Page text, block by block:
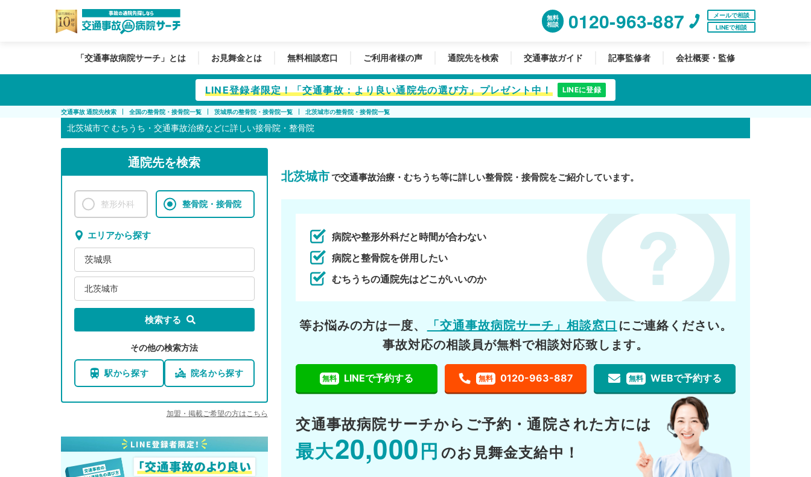
無料
相談
0120-963-887
メールで相談
LINEで相談
「交通事故病院サーチ」とは お見舞金とは 無料相談窓口 ご利用者様の声 通院先を検索 交通事故ガイド 記事監修者 会社概要・監修
LINE登録者限定！「交通事故：より良い通院先の選び方」プレゼント中！ LINEに登録
交通事故 通院先検索 全国の整骨院・接骨院一覧 茨城県の整骨院・接骨院一覧 北茨城市の整骨院・接骨院一覧
北茨城市で むちうち・交通事故治療などに詳しい接骨院・整骨院
通院先を検索
整形外科 整骨院・接骨院
エリアから探す
茨城県
北茨城市
検索する
その他の検索方法
駅から探す 院名から探す
加盟・掲載ご希望の方はこちら
北茨城市で交通事故治療・むちうち等に詳しい整骨院・接骨院をご紹介しています。
病院や整形外科だと時間が合わない
病院と整骨院を併用したい
むちうちの通院先はどこがいいのか
等お悩みの方は一度、 「交通事故病院サーチ」相談窓口 にご連絡ください。
事故対応の相談員が無料で相談対応致します。
無料 LINEで予約する 無料 0120-963-887 無料 WEBで予約する
交通事故病院サーチから ご予約・通院された方には
最大20,000 円 のお見舞金支給中！